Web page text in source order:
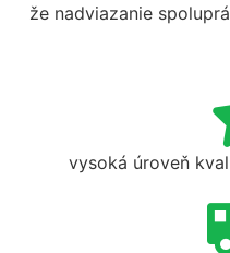
že nadviazanie
vysoká úroveň